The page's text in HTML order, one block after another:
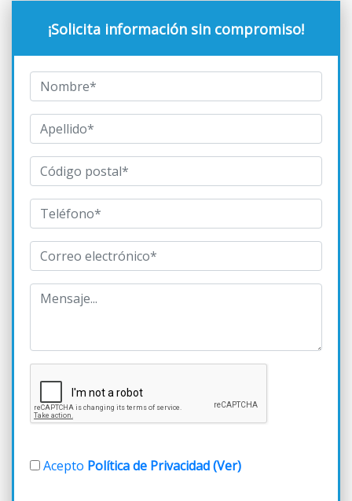
¡Solicita información sin compromiso!
Acepto Política de Privacidad (Ver)